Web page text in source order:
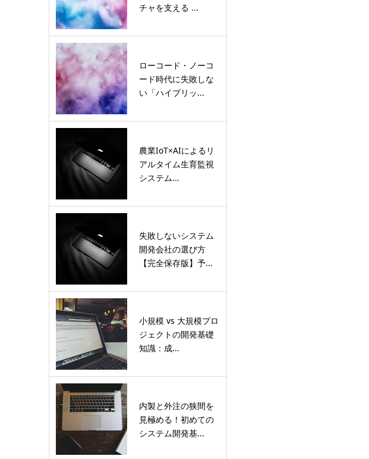
チャを支える ...
ローコード・ノーコ
ード時代に失敗しな
い「ハイブリッ...
農業IoT×AIによるリ
アルタイム生育監視
システム...
失敗しないシステム
開発会社の選び方
【完全保存版】予...
小規模 vs 大規模プロ
ジェクトの開発基礎
知識：成...
内製と外注の狭間を
見極める！初めての
システム開発基...